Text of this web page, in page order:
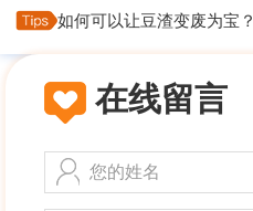
如何可以让豆渣变废为宝？
在线留言